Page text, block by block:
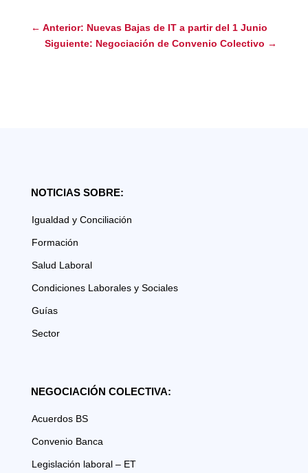
← Anterior: Nuevas Bajas de IT a partir del 1 Junio
Siguiente: Negociación de Convenio Colectivo →
NOTICIAS SOBRE:
Igualdad y Conciliación
Formación
Salud Laboral
Condiciones Laborales y Sociales
Guías
Sector
NEGOCIACIÓN COLECTIVA:
Acuerdos BS
Convenio Banca
Legislación laboral – ET